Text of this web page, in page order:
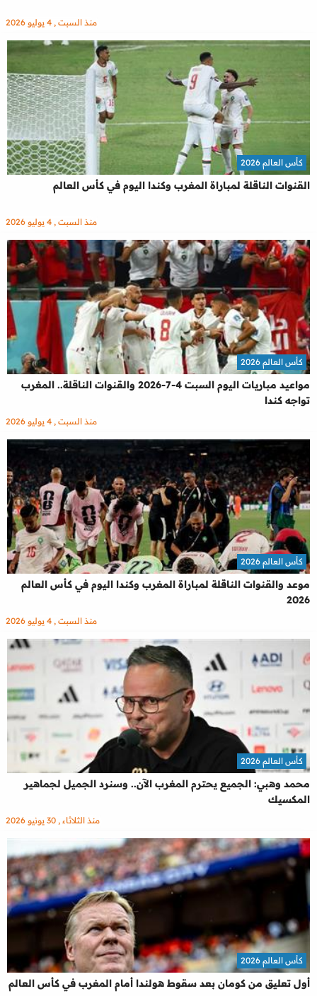
منذ السبت , 4 يوليو 2026
القنوات الناقلة لمباراة المغرب وكندا اليوم في كأس العالم
كأس العالم 2026
منذ السبت , 4 يوليو 2026
مواعيد مباريات اليوم السبت 4-7-2026 والقنوات الناقلة.. المغرب
تواجه كندا
كأس العالم 2026
منذ السبت , 4 يوليو 2026
موعد والقنوات الناقلة لمباراة المغرب وكندا اليوم في كأس العالم
2026
كأس العالم 2026
منذ السبت , 4 يوليو 2026
محمد وهبي: الجميع يحترم المغرب الآن.. وسنرد الجميل لجماهير
المكسيك
كأس العالم 2026
منذ الثلاثاء , 30 يونيو 2026
أول تعليق من كومان بعد سقوط هولندا أمام المغرب في كأس العالم
كأس العالم 2026